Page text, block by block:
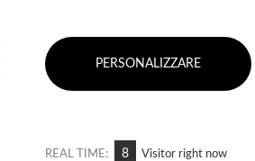
PERSONALIZZARE
REAL TIME: 8 Visitor right now